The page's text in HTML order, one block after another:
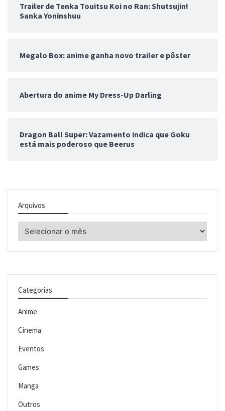
Trailer de Tenka Touitsu Koi no Ran: Shutsujin!
Sanka Yoninshuu
Megalo Box: anime ganha novo trailer e pôster
Abertura do anime My Dress-Up Darling
Dragon Ball Super: Vazamento indica que Goku
está mais poderoso que Beerus
Arquivos
Categorias
Anime
Cinema
Eventos
Games
Manga
Outros